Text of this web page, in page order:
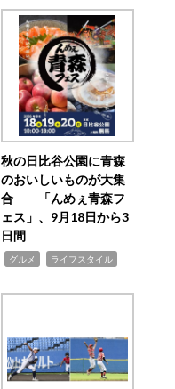
秋の日比谷公園に青森
のおいしいものが大集
合 「んめぇ青森フ
ェス」、9月18日から3
日間
グルメ ライフスタイル